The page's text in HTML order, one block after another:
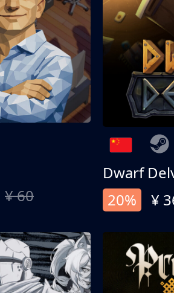
¥ 60
Dwarf
20%
¥